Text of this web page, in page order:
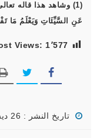
(1) وشاهد هذا قاله تعالى:
عَنِ السَّيِّئَاتِ وَيَعْلَمُ مَا
Views: 1٬577
تاريخ النشر : 26 ديسمبر, 2017